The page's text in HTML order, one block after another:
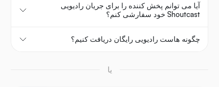
آیا می توانم پخش کننده را برای جریان رادیویی
Shoutcast خود سفارشی کنم؟
چگونه هاست رادیویی رایگان دریافت کنیم؟
یا